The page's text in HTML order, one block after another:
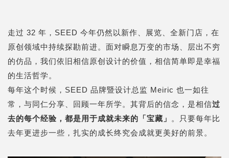
走过 32 年，SEED 今年仍然以新作、展览、全新门店，在
原创领域中持续探勘前进。面对瞬息万变的市场、层出不穷
的仿品，我们依旧相信原创设计的价值，相信简单即是幸福
的生活哲学。
每年这个时候，SEED 品牌暨设计总监 Meiric 也一如往
常，与同仁分享、回顾一年所学。其背后的信念，是相信过
去的每个经验，都是用于成就未来的「宝藏」
。只要每年比
去年更进步一些，扎实的成长终究会成就更美好的前景。